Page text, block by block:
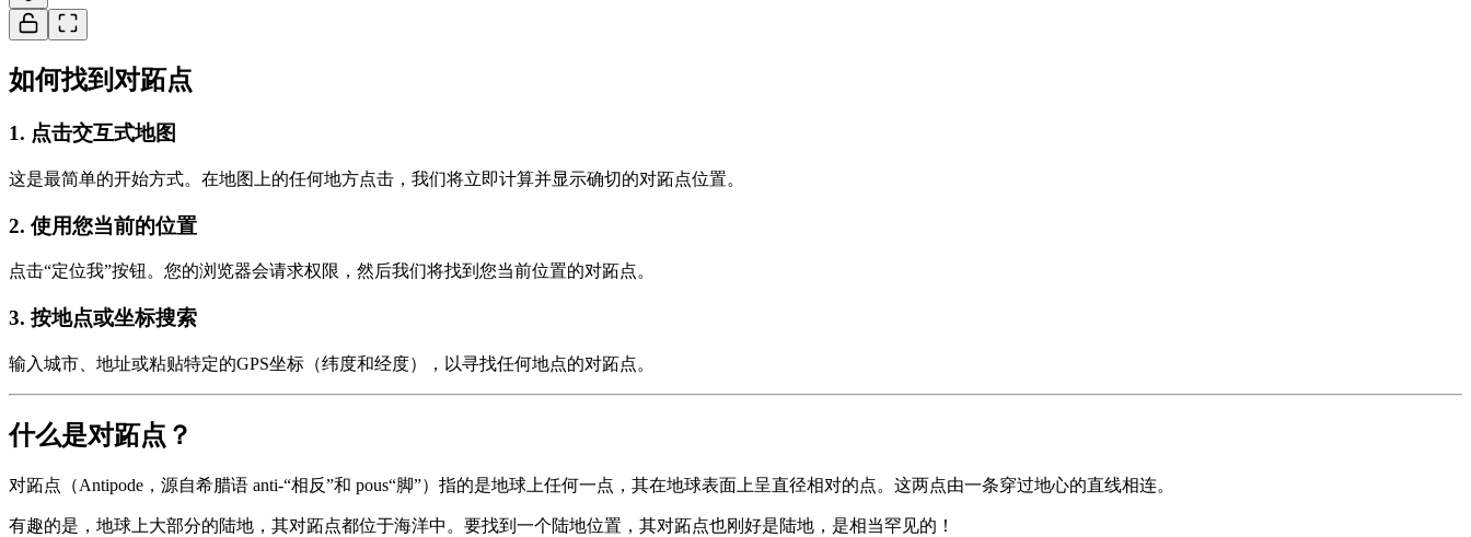
如何找到对跖点
1. 点击交互式地图
这是最简单的开始方式。在地图上的任何地方点击，我们将立即计算并显示确切的对跖点位置。
2. 使用您当前的位置
点击“定位我”按钮。您的浏览器会请求权限，然后我们将找到您当前位置的对跖点。
3. 按地点或坐标搜索
输入城市、地址或粘贴特定的GPS坐标（纬度和经度），以寻找任何地点的对跖点。
什么是对跖点？
对跖点（Antipode，源自希腊语 anti-“相反”和 pous“脚”）指的是地球上任何一点，其在地球表面上呈直径相对的点。这两点由一条穿过地心的直线相连。
有趣的是，地球上大部分的陆地，其对跖点都位于海洋中。要找到一个陆地位置，其对跖点也刚好是陆地，是相当罕见的！